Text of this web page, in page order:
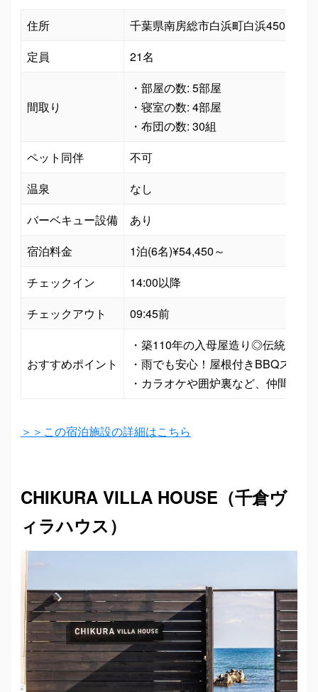
住所
千葉県南房総市白浜町白浜450
定員
21名
間取り
・部屋の数: 5部屋
・寝室の数: 4部屋
ペット同伴
不可
温泉
なし
バーベキュー設備
あり
宿泊料金
1泊(6名)¥54,450～
チェックイン
14:00以降
チェックアウト
09:45前
おすすめポイント
・築110年の入母屋造り◎伝統と快
・雨でも安心！屋根付きBBQスペ
＞＞この宿泊施設の詳細はこちら
CHIKURA VILLA HOUSE（千倉ヴ
ィラハウス）